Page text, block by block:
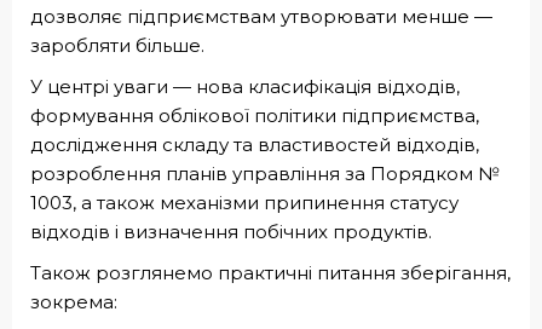
дозволяє підприємствам утворювати менше —
заробляти більше.
У центрі уваги — нова класифікація відходів,
формування облікової політики підприємства,
дослідження складу та властивостей відходів,
розроблення планів управління за Порядком №
1003, а також механізми припинення статусу
відходів і визначення побічних продуктів.
Також розглянемо практичні питання зберігання,
зокрема: